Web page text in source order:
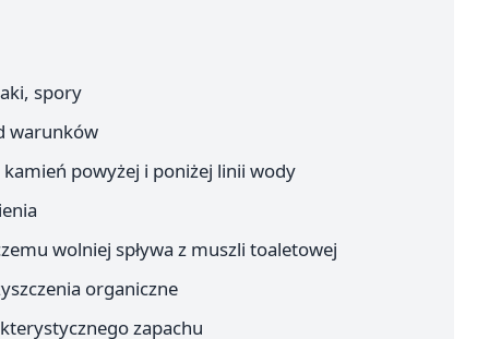
spory
warunków
powyżej i poniżej linii wody
wolniej spływa z muszli toaletowej
organiczne
zapachu